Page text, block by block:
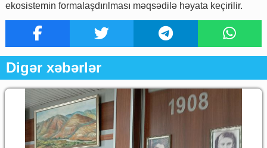
ekosistemin formalaşdırılması məqsədilə həyata keçirilir.
Digər xəbərlər